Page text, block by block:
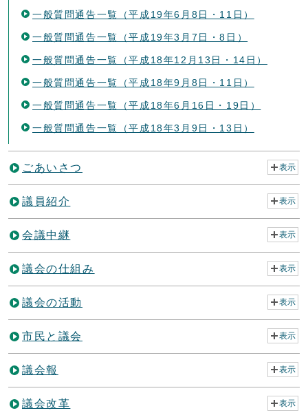
一般質問通告一覧（平成19年6月8日・11日）
一般質問通告一覧（平成19年3月7日・8日）
一般質問通告一覧（平成18年12月13日・14日）
一般質問通告一覧（平成18年9月8日・11日）
一般質問通告一覧（平成18年6月16日・19日）
一般質問通告一覧（平成18年3月9日・13日）
ごあいさつ 表示
議員紹介 表示
会議中継 表示
議会の仕組み 表示
議会の活動 表示
市民と議会 表示
議会報 表示
議会改革 表示